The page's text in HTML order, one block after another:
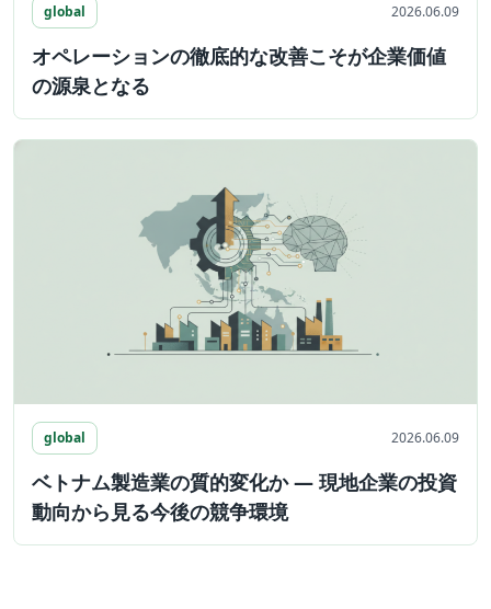
global 2026.06.09
オペレーションの徹底的な改善こそが企業価値
の源泉となる
global 2026.06.09
ベトナム製造業の質的変化か ― 現地企業の投資
動向から見る今後の競争環境